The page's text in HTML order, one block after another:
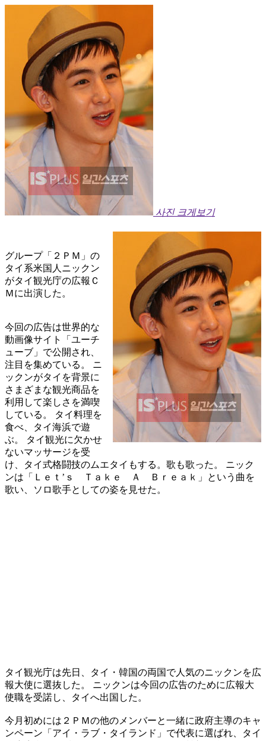
사진 크게보기
グループ「２ＰＭ」の
タイ系米国人ニックン
がタイ観光庁の広報Ｃ
Ｍに出演した。
今回の広告は世界的な
動画像サイト「ユーチ
ューブ」で公開され、
注目を集めている。 ニ
ックンがタイを背景に
さまざまな観光商品を
利用して楽しさを満喫
している。 タイ料理を
食べ、タイ海浜で遊
ぶ。 タイ観光に欠かせ
ないマッサージを受
け、タイ式格闘技のムエタイもする。歌も歌った。 ニック
ンは「Ｌｅｔ’ｓ Ｔａｋｅ Ａ Ｂｒｅａｋ」という曲を
歌い、ソロ歌手としての姿を見せた。
タイ観光庁は先日、タイ・韓国の両国で人気のニックンを広
報大使に選抜した。 ニックンは今回の広告のために広報大
使職を受諾し、タイへ出国した。
今月初めには２ＰＭの他のメンバーと一緒に政府主導のキャ
ンペーン「アイ・ラブ・タイランド」で代表に選ばれ、タイ